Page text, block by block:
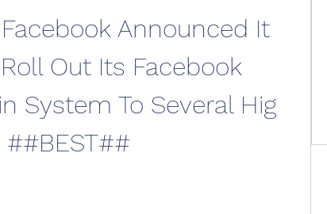
Announced It
Out Its Facebook
System To Several Hig
##BEST##